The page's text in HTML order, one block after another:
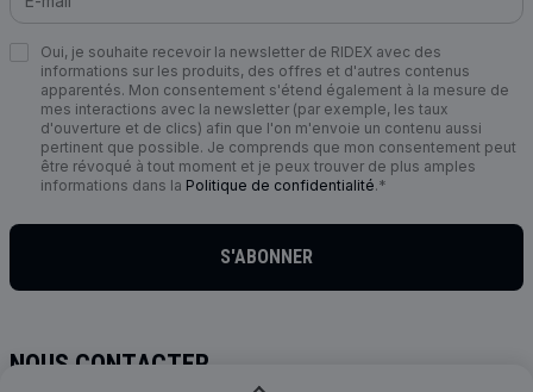
NOUS CONTACTER
Oui, je souhaite recevoir la newsletter de RIDEX avec des
informations sur les produits, des offres et d'autres contenus
apparentés. Mon consentement s'étend également à la mesure de
mes interactions avec la newsletter (par exemple, les taux
d'ouverture et de clics) afin que l'on m'envoie un contenu aussi
pertinent que possible. Je comprends que mon consentement peut
être révoqué à tout moment et je peux trouver de plus amples
informations dans la Politique de confidentialité.*
S'ABONNER